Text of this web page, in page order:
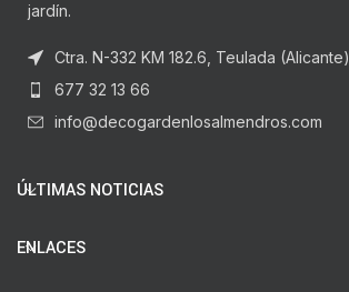
jardín.
Ctra. N-332 KM 182.6, Teulada (Alicante)
677 32 13 66
info@decogardenlosalmendros.com
ÚLTIMAS NOTICIAS
ENLACES